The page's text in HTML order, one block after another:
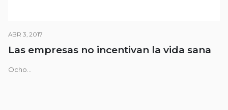
ABR 3, 2017
Las empresas no incentivan la vida sana
Ocho...